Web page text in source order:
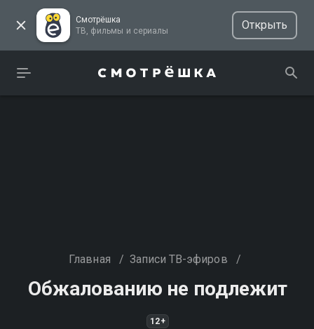
Смотрёшка
ТВ, фильмы и сериалы
Открыть
Главная / Записи ТВ-эфиров /
Обжалованию не подлежит
12+